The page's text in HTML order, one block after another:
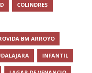
COLINDRES
BM ARROYO
INFANTIL